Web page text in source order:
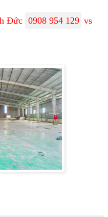
Đức 0908 954 129 vs